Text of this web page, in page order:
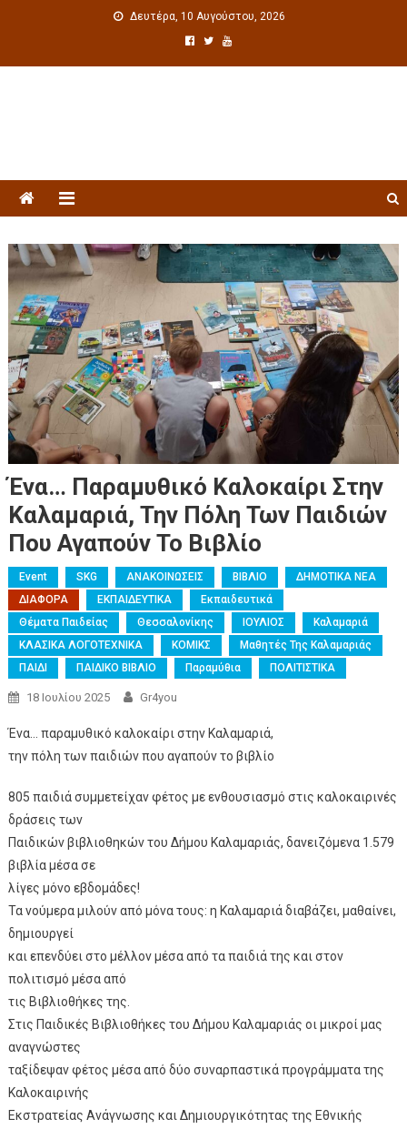
Δευτέρα, 10 Αυγούστου, 2026
Ένα… Παραμυθικό Καλοκαίρι Στην
Καλαμαριά, Την Πόλη Των Παιδιών
Που Αγαπούν Το Βιβλίο
Event SKG ΑΝΑΚΟΙΝΩΣΕΙΣ ΒΙΒΛΙΟ
ΔΗΜΟΤΙΚΑ ΝΕΑ
ΔΙΑΦΟΡΑ
ΕΚΠΑΙΔΕΥΤΙΚΑ
Εκπαιδευτικά
Θέματα Παιδείας
Θεσσαλονίκης ΙΟΥΛΙΟΣ
Καλαμαριά
ΚΛΑΣΙΚΑ ΛΟΓΟΤΕΧΝΙΚΑ
ΚΟΜΙΚΣ
Μαθητές Της Καλαμαριάς
ΠΑΙΔΙ
ΠΑΙΔΙΚΟ ΒΙΒΛΙΟ Παραμύθια ΠΟΛΙΤΙΣΤΙΚΑ
18 Ιουλίου 2025 Gr4you
Ένα… παραμυθικό καλοκαίρι στην Καλαμαριά,
την πόλη των παιδιών που αγαπούν το βιβλίο
805 παιδιά συμμετείχαν φέτος με ενθουσιασμό στις καλοκαιρινές
δράσεις των
Παιδικών βιβλιοθηκών του Δήμου Καλαμαριάς, δανειζόμενα 1.579
βιβλία μέσα σε
λίγες μόνο εβδομάδες!
Τα νούμερα μιλούν από μόνα τους: η Καλαμαριά διαβάζει, μαθαίνει,
δημιουργεί
και επενδύει στο μέλλον μέσα από τα παιδιά της και στον
πολιτισμό μέσα από
τις Βιβλιοθήκες της.
Στις Παιδικές Βιβλιοθήκες του Δήμου Καλαμαριάς οι μικροί μας
αναγνώστες
ταξίδεψαν φέτος μέσα από δύο συναρπαστικά προγράμματα της
Καλοκαιρινής
Εκστρατείας Ανάγνωσης και Δημιουργικότητας της Εθνικής